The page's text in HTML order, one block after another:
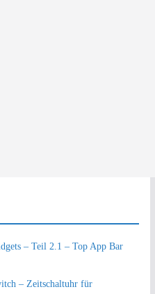
– Teil 2.1 – Top App Bar
– Zeitschaltuhr für